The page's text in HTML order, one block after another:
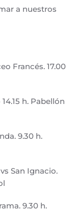
a nuestros
Francés. 17.00
h. Pabellón
9.30 h.
San Ignacio.
9.30 h.